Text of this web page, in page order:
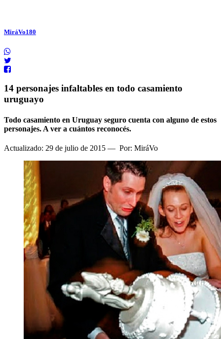
MiráVo180
14 personajes infaltables en todo casamiento
uruguayo
Todo casamiento en Uruguay seguro cuenta con alguno de estos
personajes. A ver a cuántos reconocés.
Actualizado: 29 de julio de 2015 — Por: MiráVo